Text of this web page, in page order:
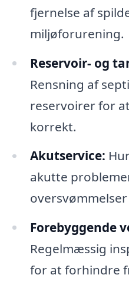
fjernelse af
miljøforurening.
Reservoir- og
Rensning af
reservoirer for
korrekt.
Akutservice:
akutte
Forebyggende
Regelmæssig
for at forhindre